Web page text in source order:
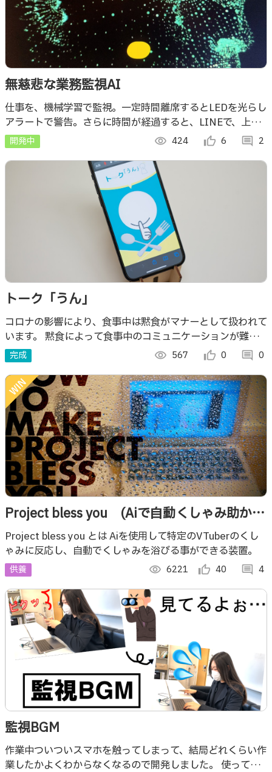
無慈悲な業務監視AI
仕事を、機械学習で監視。一定時間離席するとLEDを光らし
アラートで警告。さらに時間が経過すると、LINEで、上司
と家族宛てにあらかじめ設定しておいたペナルティー画像を
送信する外道AI！人類の敵！
開発中 visibility 424 thumb_up_alt 6 comment 2
トーク「うん」
コロナの影響により、食事中は黙食がマナーとして扱われて
います。 黙食によって食事中のコミュニケーションが難し
くなっている課題があります。 その課題に対し、コミュニ
ケーションのサポートをする作品です。
完成 visibility 567 thumb_up_alt 0 comment 0
Project bless you (Aiで自動くしゃみ助かる
装置)
Project bless you とは Aiを使用して特定のVTuberのくし
ゃみに反応し、自動でくしゃみを浴びる事ができる装置。
供養 visibility 6221 thumb_up_alt 40 comment 4
監視BGM
作業中ついついスマホを触ってしまって、結局どれくらい作
業したかよくわからなくなるので開発しました。 使ってみ